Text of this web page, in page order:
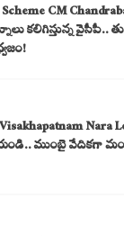
CM
కలిగిస్తున్న వైసీపీ..
ముంబై వేదికగా